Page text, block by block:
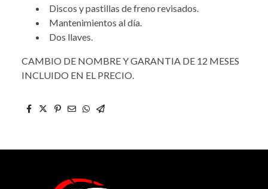
Discos y pastillas de freno revisados.
Mantenimientos al día.
Dos llaves.
CAMBIO DE NOMBRE Y GARANTIA DE 12 MESES
INCLUIDO EN EL PRECIO.